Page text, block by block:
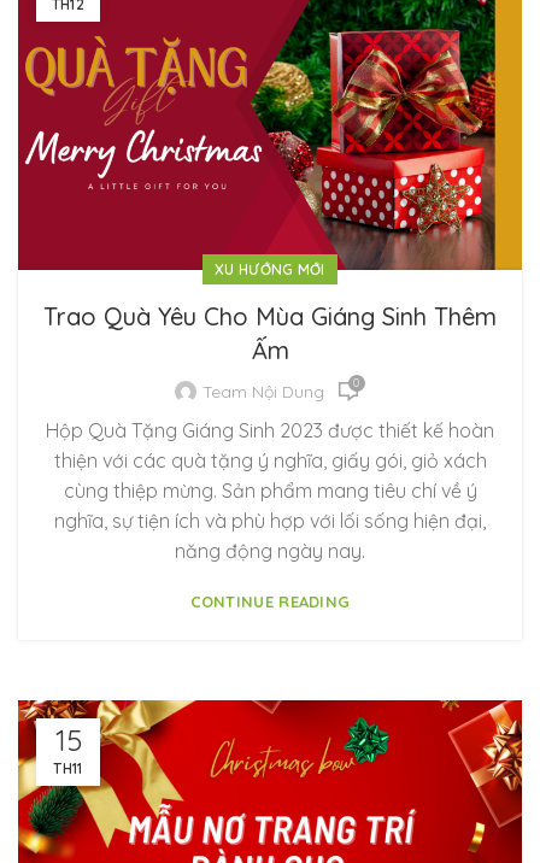
TH12
XU HƯỚNG MỚI
Trao Quà Yêu Cho Mùa Giáng Sinh Thêm
Ấm
Team Nội Dung 0
Hộp Quà Tặng Giáng Sinh 2023 được thiết kế hoàn
thiện với các quà tặng ý nghĩa, giấy gói, giỏ xách
cùng thiệp mừng. Sản phẩm mang tiêu chí về ý
nghĩa, sự tiện ích và phù hợp với lối sống hiện đại,
năng động ngày nay.
CONTINUE READING
15
TH11